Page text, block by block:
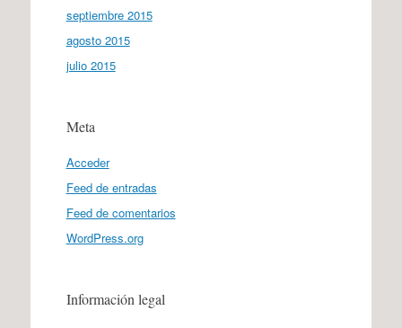
septiembre 2015
agosto 2015
julio 2015
Meta
Acceder
Feed de entradas
Feed de comentarios
WordPress.org
Información legal